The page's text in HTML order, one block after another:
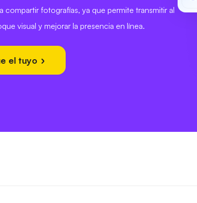
compartir fotografías, ya que permite transmitir al
visual y mejorar la presencia en línea.
el tuyo